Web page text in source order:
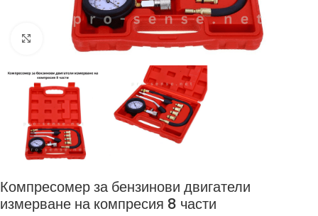
Click to enlarge
Компресомер за бензинови двигатели
измерване на компресия 8 части